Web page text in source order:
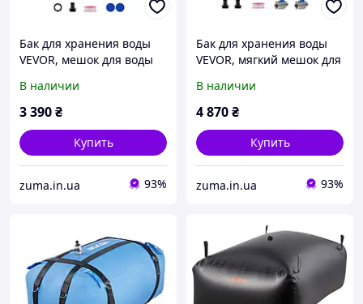
Бак для хранения воды
VEVOR, мешок для воды
мягкий контейнер для
воды, герметичный и
В наличии
3 390₴
Купить
zuma.in.ua 93%
Бак для хранения воды
VEVOR, мягкий мешок для
л, контейнер для
хранения воды,
В наличии
4 870₴
Купить
zuma.in.ua 93%